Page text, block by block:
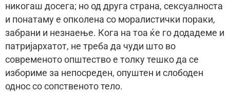
никогаш досега; но од друга страна, сексуалноста
и понатаму е опколена со моралистички пораки,
забрани и незнаење. Кога на тоа ќе го додадеме и
патријархатот, не треба да чуди што во
современото општество е толку тешко да се
избориме за непосреден, опуштен и слободен
однос со сопственото тело.